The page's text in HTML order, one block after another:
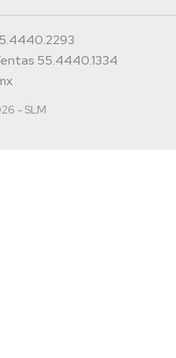
55.4440.1334
- SLM